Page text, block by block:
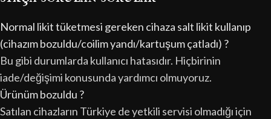
Normal likit tüketmesi gereken cihaza salt likit kullanıp
(cihazım bozuldu/coilim yandı/kartuşum çatladı) ?
Bu gibi durumlarda kullanıcı hatasıdır. Hiçbirinin
iade/değişimi konusunda yardımcı olmuyoruz.
Ürünüm bozuldu ?
Satılan cihazların Türkiye de yetkili servisi olmadığı için